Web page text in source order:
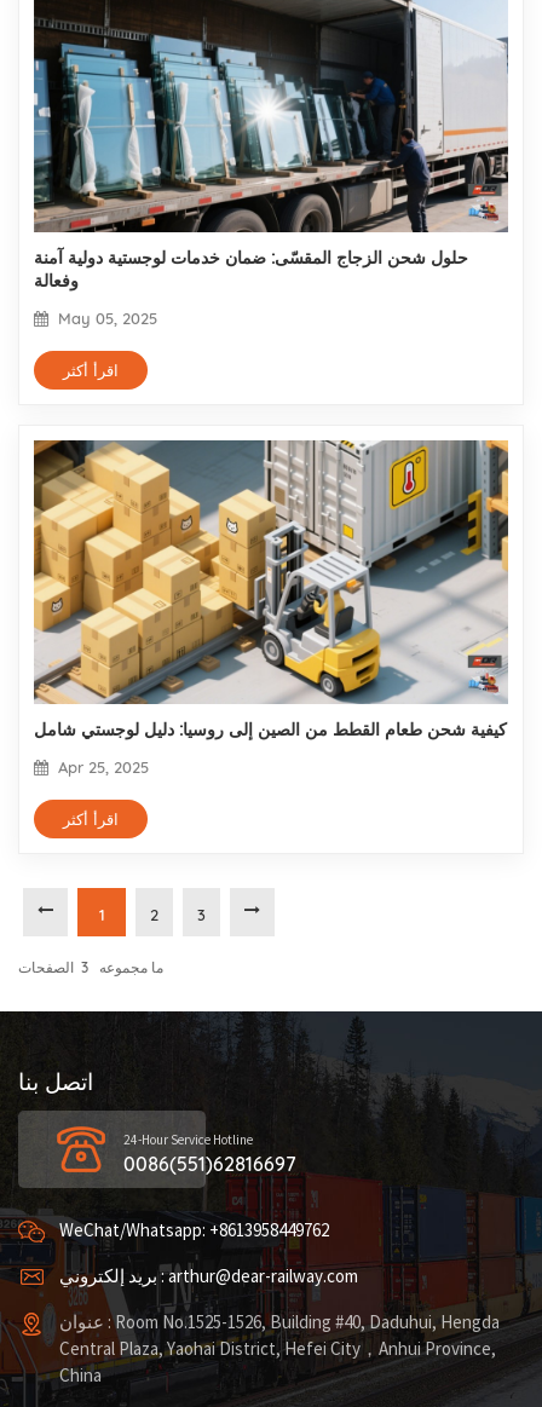
حلول شحن الزجاج المقسّى: ضمان خدمات لوجستية دولية آمنة
وفعالة
May 05, 2025
اقرأ أكثر
كيفية شحن طعام القطط من الصين إلى روسيا: دليل لوجستي شامل
Apr 25, 2025
اقرأ أكثر
1 2 3
ما مجموعه 3 الصفحات
اتصل بنا
24-Hour Service Hotline
0086(551)62816697
WeChat/Whatsapp: +8613958449762
بريد إلكتروني : arthur@dear-railway.com
عنوان : Room No.1525-1526, Building #40, Daduhui, Hengda
Central Plaza, Yaohai District, Hefei City，Anhui Province,
China